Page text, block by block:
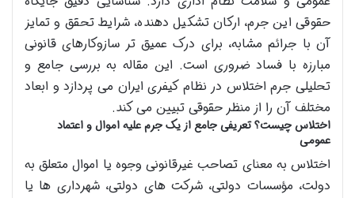
حقوقی این جرم، ارکان تشکیل دهنده، شرایط تحقق و تمایز
آن با جرائم مشابه، برای درک عمیق تر سازوکارهای قانونی
مبارزه با فساد ضروری است. این مقاله به بررسی جامع و
تحلیلی جرم اختلاس در نظام کیفری ایران می پردازد و ابعاد
مختلف آن را از منظر حقوقی تبیین می کند.
اختلاس چیست؟ تعریفی جامع از یک جرم علیه اموال و اعتماد
عمومی
اختلاس به معنای تصاحب غیرقانونی وجوه یا اموال متعلق به
دولت، مؤسسات دولتی، شرکت های دولتی، شهرداری ها یا